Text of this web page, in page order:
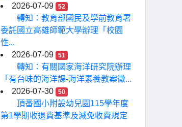
2026-07-09
52
轉知：教育部國民及學前教育署
委託國立高雄師範大學辦理「校園
性...
2026-07-09
51
轉知：有關國家海洋研究院辦理
「有台味的海洋課-海洋素養教案徵...
2026-07-30
50
頂番國小附設幼兒園115學年度
第1學期收退費基準及減免收費規定